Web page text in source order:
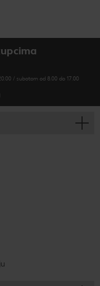
/ subotom od 8.00 do 17.00